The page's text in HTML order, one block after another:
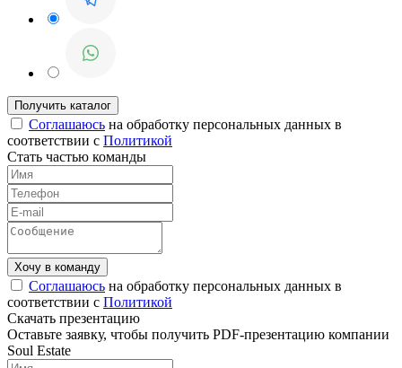
Соглашаюсь на обработку персональных данных в
соответствии с Политикой
Стать частью команды
Соглашаюсь на обработку персональных данных в
соответствии с Политикой
Скачать презентацию
Оставьте заявку, чтобы получить PDF-презентацию компании
Soul Estate